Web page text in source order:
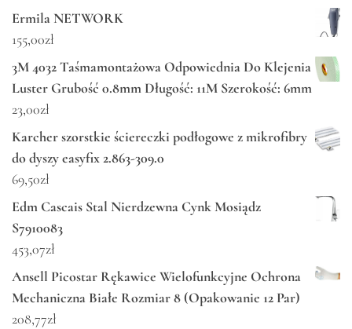
Ermila NETWORK
155,00zł
3M 4032 Taśmamontażowa Odpowiednia Do Klejenia
Luster Grubość 0.8mm Długość: 11M Szerokość: 6mm
23,00zł
Karcher szorstkie ściereczki podłogowe z mikrofibry
do dyszy easyfix 2.863-309.0
69,50zł
Edm Cascais Stal Nierdzewna Cynk Mosiądz
S7910083
453,07zł
Ansell Picostar Rękawice Wielofunkcyjne Ochrona
Mechaniczna Białe Rozmiar 8 (Opakowanie 12 Par)
208,77zł